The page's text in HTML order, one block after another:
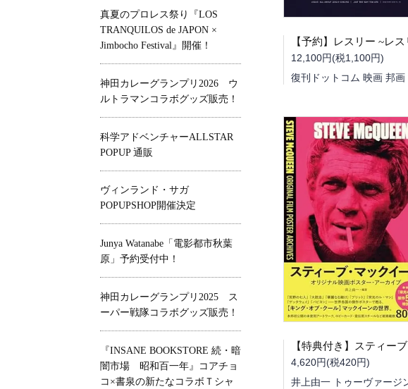
12,100円(税1,100円)
復刊ドットコム 映画 邦画
4,620円(税420円)
井上由一 トゥーヴァージ
真夏のプロレス祭り『LOS
TRANQUILOS de JAPON ×
Jimbocho Festival』開催！
神田カレーグランプリ2026 ウ
ルトラマンコラボグッズ販売！
科学アドベンチャーALLSTAR
POPUP 通販
ヴィンランド・サガ
POPUPSHOP開催決定
Junya Watanabe「電影都市秋葉
原」予約受付中！
神田カレーグランプリ2025 ス
ーパー戦隊コラボグッズ販売！
『INSANE BOOKSTORE 続・暗
闇市場 昭和百一年』コアチョ
コ×書泉の新たなコラボＴシャ